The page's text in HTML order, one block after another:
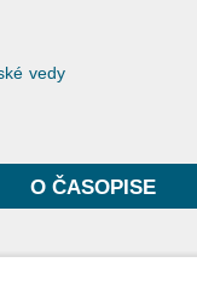
vedy
O ČASOPISE